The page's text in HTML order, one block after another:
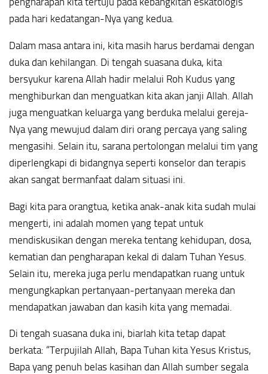
pada hari kedatangan-Nya yang kedua.
Dalam masa antara ini, kita masih harus berdamai dengan
duka dan kehilangan. Di tengah suasana duka, kita
bersyukur karena Allah hadir melalui Roh Kudus yang
menghiburkan dan menguatkan kita akan janji Allah. Allah
juga menguatkan keluarga yang berduka melalui gereja-
Nya yang mewujud dalam diri orang percaya yang saling
mengasihi. Selain itu, sarana pertolongan melalui tim yang
diperlengkapi di bidangnya seperti konselor dan terapis
akan sangat bermanfaat dalam situasi ini.
Bagi kita para orangtua, ketika anak-anak kita sudah mulai
mengerti, ini adalah momen yang tepat untuk
mendiskusikan dengan mereka tentang kehidupan, dosa,
kematian dan pengharapan kekal di dalam Tuhan Yesus.
Selain itu, mereka juga perlu mendapatkan ruang untuk
mengungkapkan pertanyaan-pertanyaan mereka dan
mendapatkan jawaban dan kasih kita yang memadai.
Di tengah suasana duka ini, biarlah kita tetap dapat
berkata: “Terpujilah Allah, Bapa Tuhan kita Yesus Kristus,
Bapa yang penuh belas kasihan dan Allah sumber segala